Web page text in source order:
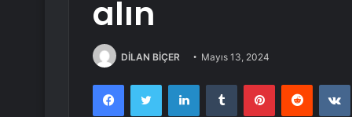
alın
DİLAN BİÇER Mayıs 13, 2024
FacebookTwitter LinkedInTumblr PinterestReddit